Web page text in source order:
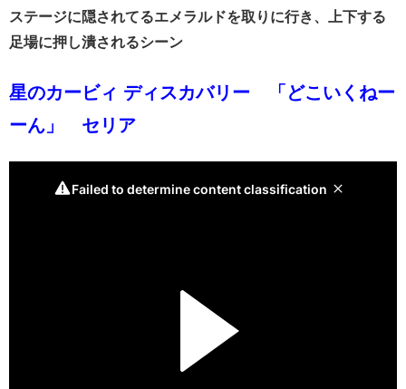
ステージに隠されてるエメラルドを取りに行き、上下する
足場に押し潰されるシーン
星のカービィ ディスカバリー 「どこいくねー
ーん」 セリア